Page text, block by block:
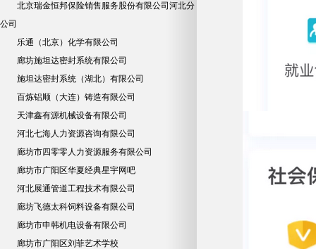
北京瑞金恒邦保险销售服务股份有限公司河北分
公司
乐通（北京）化学有限公司
廊坊施坦达密封系统有限公司
施坦达密封系统（湖北）有限公司
百炼铝顺（大连）铸造有限公司
天津鑫有源机械设备有限公司
河北七海人力资源咨询有限公司
廊坊市四零零人力资源服务有限公司
廊坊市广阳区华夏经典星宇网吧
河北展通管道工程技术有限公司
廊坊飞德太科饲料设备有限公司
廊坊市申韩机电设备有限公司
廊坊市广阳区刘菲艺术学校